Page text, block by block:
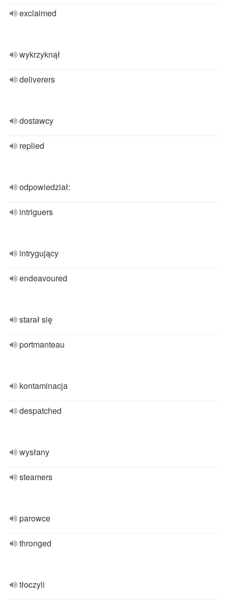
exclaimed
wykrzyknął
deliverers
dostawcy
replied
odpowiedział:
intriguers
intrygujący
endeavoured
starał się
portmanteau
kontaminacja
despatched
wysłany
steamers
parowce
thronged
tłoczyli